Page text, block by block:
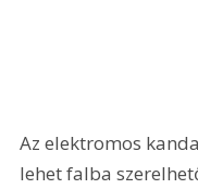
Az elektromos
lehet falba